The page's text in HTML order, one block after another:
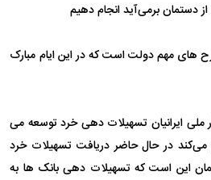
دستمان برمی‌آید انجام دهیم
های مهم دولت است که در این ایام مبارک
ملی ایرانیان تسهیلات دهی خرد توسعه می
در حال حاضر دریافت تسهیلات خرد
این است که تسهیلات دهی بانک ها به